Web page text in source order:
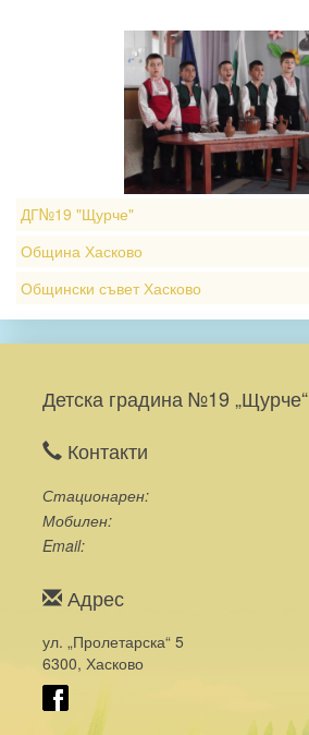
ДГ№19 "Щурче"
Община Хасково
Общински съвет Хасково
Детска градина №19 „Щурче“
Контакти
Стационарен
Мобилен
Email
Адрес
ул. „Пролетарска“ 5
6300, Хасково